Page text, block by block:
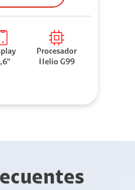
Procesador
Helio G99